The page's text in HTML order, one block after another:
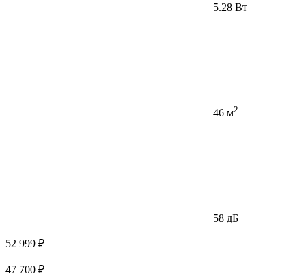
5.28 Вт
46 м2
58 дБ
52 999 ₽
47 700 ₽